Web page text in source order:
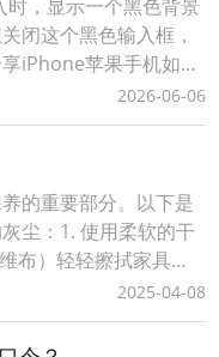
，显示一个黑色背景
闭这个黑色输入框，
iPhone苹果手机如何
iPhone苹果手机打字键
闭？1、在iPhone苹
功能】；2、在【辅助
2026-06-06
的重要部分。以下是
尘：1. 使用柔软的干
布）轻轻擦拭家具表
为它具有静电吸附功
免刮伤家具表面。2.
子（如羽毛掸子或静
2025-04-08